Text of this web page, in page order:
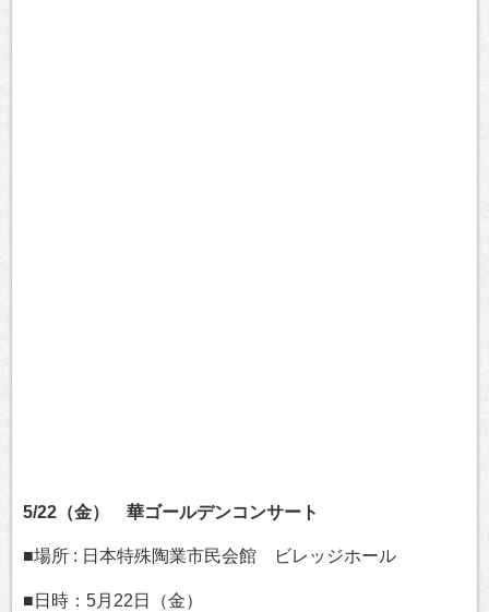
5/22（金） 華ゴールデンコンサート
■場所 : 日本特殊陶業市民会館 ビレッジホール
■日時：5月22日（金）